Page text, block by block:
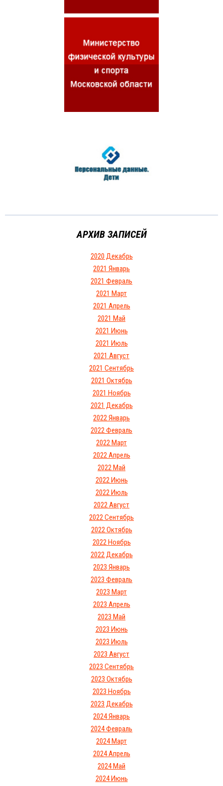
АРХИВ ЗАПИСЕЙ
2020 Декабрь
2021 Январь
2021 Февраль
2021 Март
2021 Апрель
2021 Май
2021 Июнь
2021 Июль
2021 Август
2021 Сентябрь
2021 Октябрь
2021 Ноябрь
2021 Декабрь
2022 Январь
2022 Февраль
2022 Март
2022 Апрель
2022 Май
2022 Июнь
2022 Июль
2022 Август
2022 Сентябрь
2022 Октябрь
2022 Ноябрь
2022 Декабрь
2023 Январь
2023 Февраль
2023 Март
2023 Апрель
2023 Май
2023 Июнь
2023 Июль
2023 Август
2023 Сентябрь
2023 Октябрь
2023 Ноябрь
2023 Декабрь
2024 Январь
2024 Февраль
2024 Март
2024 Апрель
2024 Май
2024 Июнь